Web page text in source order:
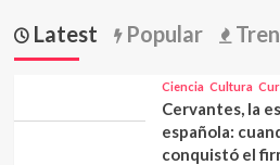
Latest Popular
Ciencia Cultura
Cervantes, la
española:
conquistó el